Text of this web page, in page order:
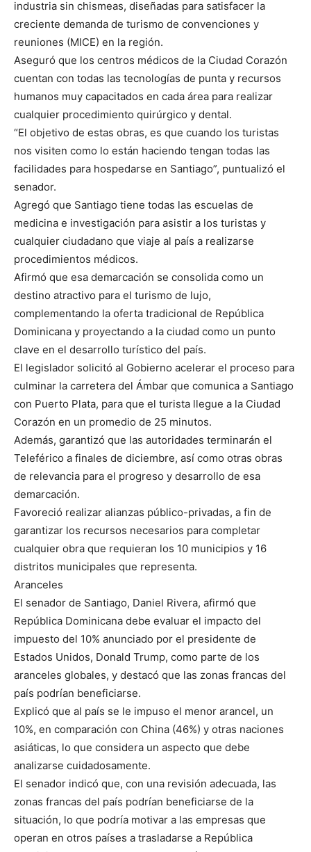
industria sin chismeas, diseñadas para satisfacer la
creciente demanda de turismo de convenciones y
reuniones (MICE) en la región.
Aseguró que los centros médicos de la Ciudad Corazón
cuentan con todas las tecnologías de punta y recursos
humanos muy capacitados en cada área para realizar
cualquier procedimiento quirúrgico y dental.
“El objetivo de estas obras, es que cuando los turistas
nos visiten como lo están haciendo tengan todas las
facilidades para hospedarse en Santiago”, puntualizó el
senador.
Agregó que Santiago tiene todas las escuelas de
medicina e investigación para asistir a los turistas y
cualquier ciudadano que viaje al país a realizarse
procedimientos médicos.
Afirmó que esa demarcación se consolida como un
destino atractivo para el turismo de lujo,
complementando la oferta tradicional de República
Dominicana y proyectando a la ciudad como un punto
clave en el desarrollo turístico del país.
El legislador solicitó al Gobierno acelerar el proceso para
culminar la carretera del Ámbar que comunica a Santiago
con Puerto Plata, para que el turista llegue a la Ciudad
Corazón en un promedio de 25 minutos.
Además, garantizó que las autoridades terminarán el
Teleférico a finales de diciembre, así como otras obras
de relevancia para el progreso y desarrollo de esa
demarcación.
Favoreció realizar alianzas público-privadas, a fin de
garantizar los recursos necesarios para completar
cualquier obra que requieran los 10 municipios y 16
distritos municipales que representa.
Aranceles
El senador de Santiago, Daniel Rivera, afirmó que
República Dominicana debe evaluar el impacto del
impuesto del 10% anunciado por el presidente de
Estados Unidos, Donald Trump, como parte de los
aranceles globales, y destacó que las zonas francas del
país podrían beneficiarse.
Explicó que al país se le impuso el menor arancel, un
10%, en comparación con China (46%) y otras naciones
asiáticas, lo que considera un aspecto que debe
analizarse cuidadosamente.
El senador indicó que, con una revisión adecuada, las
zonas francas del país podrían beneficiarse de la
situación, lo que podría motivar a las empresas que
operan en otros países a trasladarse a República